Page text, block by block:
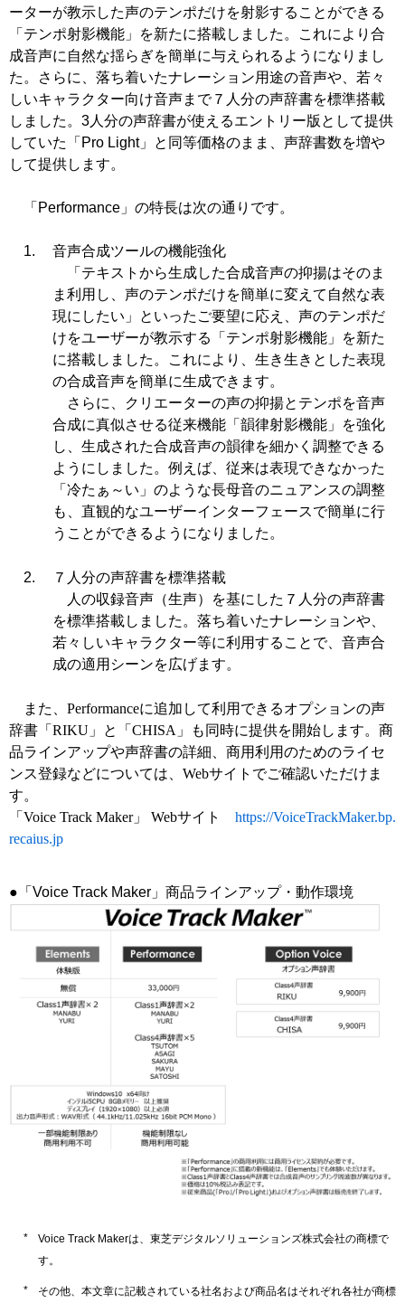
ーターが教示した声のテンポだけを射影することができる
「テンポ射影機能」を新たに搭載しました。これにより合
成音声に自然な揺らぎを簡単に与えられるようになりまし
た。さらに、落ち着いたナレーション用途の音声や、若々
しいキャラクター向け音声まで７人分の声辞書を標準搭載
しました。 3人分の声辞書が使えるエントリー版として提供
していた「 Pro Light」と同等価格のまま、声辞書数を増や
して提供します。
「Performance」の特長は次の通りです。
音声合成ツールの機能強化
「テキストから生成した合成音声の抑揚はそのま
ま利用し、声のテンポだけを簡単に変えて自然な表
現にしたい」といったご要望に応え、声のテンポだ
けをユーザーが教示する「テンポ射影機能」を新た
に搭載しました。これにより、生き生きとした表現
の合成音声を簡単に生成できます。
さらに、クリエーターの声の抑揚とテンポを音声
合成に真似させる従来機能「韻律射影機能」を強化
し、生成された合成音声の韻律を細かく調整できる
ようにしました。例えば、従来は表現できなかった
「冷たぁ～い」のような長母音のニュアンスの調整
も、直観的なユーザーインターフェースで簡単に行
うことができるようになりました。
７人分の声辞書を標準搭載
人の収録音声（生声）を基にした７人分の声辞書
を標準搭載しました。落ち着いたナレーションや、
若々しいキャラクター等に利用することで、音声合
成の適用シーンを広げます。
また、Performanceに追加して利用できるオプションの声
辞書「RIKU」と「CHISA」も同時に提供を開始します。商
品ラインアップや声辞書の詳細、商用利用のためのライセ
ンス登録などについては、Webサイトでご確認いただけま
す。
「Voice Track Maker」 Webサイト https://VoiceTrackMaker.bp.
recaius.jp
●「Voice Track Maker」商品ラインアップ・動作環境
Voice Track Makerは、東芝デジタルソリューションズ株式会社の商標で
す。
その他、本文章に記載されている社名および商品名はそれぞれ各社が商標